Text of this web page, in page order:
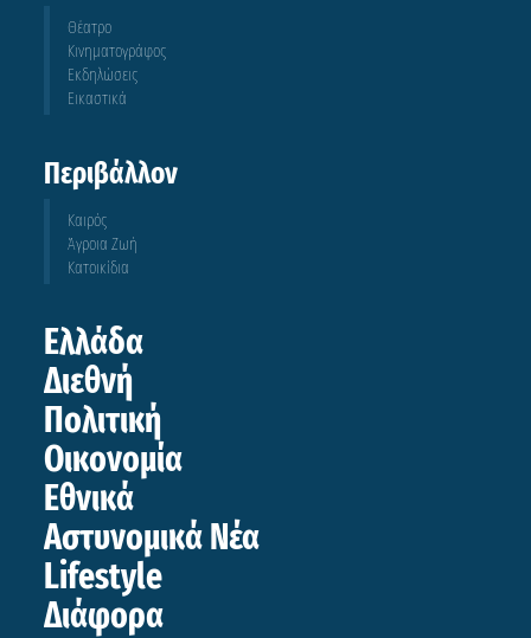
Θέατρο
Κινηματογράφος
Εκδηλώσεις
Εικαστικά
Περιβάλλον
Καιρός
Άγροια Ζωή
Κατοικίδια
Ελλάδα
Διεθνή
Πολιτική
Οικονομία
Εθνικά
Αστυνομικά Νέα
Lifestyle
Διάφορα